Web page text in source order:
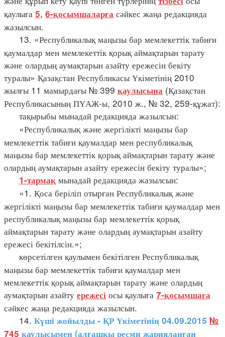
қаулыға 5, 6-қосымшаларға сәйкес жаңа редакцияда
жазылсын.
13. «Республикалық маңызы бар мемлекеттік табиғи
қаумалдар мен мемлекеттік қорық аймақтарын тарату
және олардың аумақтарын азайту ережесін бекіту
туралы» Қазақстан Республикасы Үкіметінің 2010
жылғы 11 мамырдағы № 399 қаулысына (Қазақстан
Республикасының ПҮАЖ-ы, 2010 ж., № 32, 259-құжат):
тақырыбы мынадай редакцияда жазылсын:
«Республикалық және жергілікті маңызы бар
мемлекеттік табиғи қаумалдар мен республикалық
маңызы бар мемлекеттік қорық аймақтарын тарату және
олардың аумақтарын азайту ережесін бекіту туралы»;
1-тармақ мынадай редакцияда жазылсын:
«1. Қоса беріліп отырған Республикалық және
жергілікті маңызы бар мемлекеттік табиғи қаумалдар мен
республикалық маңызы бар мемлекеттік қорық
аймақтарын тарату және олардың аумақтарын азайту
ережесі бекітілсін.»;
көрсетілген қаулымен бекітілген Республикалық
маңызы бар мемлекеттік табиғи қаумалдар мен
мемлекеттік қорық аймақтарын тарату және олардың
аумақтарын азайту ережесі осы қаулыға 7-қосымшаға
сәйкес жаңа редакцияда жазылсын.
14. Күші жойылды - ҚР Үкіметінің 04.09.2015 №
745 қаулысымен (алғашқы ресми жарияланған